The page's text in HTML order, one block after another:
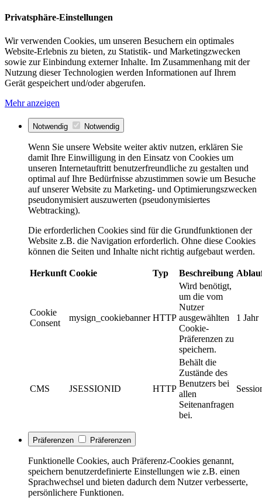
Privatsphäre-Einstellungen
Wir verwenden Cookies, um unseren Besuchern ein optimales
Website-Erlebnis zu bieten, zu Statistik- und Marketingzwecken
sowie zur Einbindung externer Inhalte. Im Zusammenhang mit der
Nutzung dieser Technologien werden Informationen auf Ihrem
Gerät gespeichert und/oder abgerufen.
Mehr anzeigen
Notwendig Notwendig
Wenn Sie unsere Website weiter aktiv nutzen, erklären Sie
damit Ihre Einwilligung in den Einsatz von Cookies um
unseren Internetauftritt benutzerfreundliche zu gestalten und
optimal auf Ihre Bedürfnisse abzustimmen sowie um Besuche
auf unserer Website zu Marketing- und Optimierungszwecken
pseudonymisiert auszuwerten (pseudonymisiertes
Webtracking).
Die erforderlichen Cookies sind für die Grundfunktionen der
Website z.B. die Navigation erforderlich. Ohne diese Cookies
können die Seiten und Inhalte nicht richtig aufgebaut werden.
Herkunft Cookie Typ Beschreibung
Cookie
Consent
mysign_cookiebanner HTTP
Wird benötigt,
um die vom
Nutzer
ausgewählten
Cookie-
Präferenzen zu
speichern.
1 Jahr
CMS JSESSIONID HTTP
Behält die
Zustände des
Benutzers bei
allen
Seitenanfragen
bei.
Präferenzen Präferenzen
Funktionelle Cookies, auch Präferenz-Cookies genannt,
speichern benutzerdefinierte Einstellungen wie z.B. einen
Sprachwechsel und bieten dadurch dem Nutzer verbesserte,
persönlichere Funktionen.